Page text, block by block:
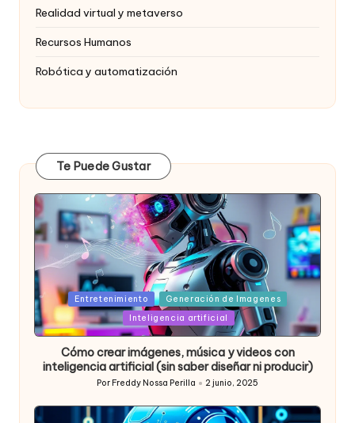
Realidad virtual y metaverso
Recursos Humanos
Robótica y automatización
Te Puede Gustar
Posted
in
Entretenimiento
Generación de Imagenes
Inteligencia artificial
Cómo crear imágenes, música y videos con
inteligencia artificial (sin saber diseñar ni producir)
Publicado
por
Por Freddy Nossa Perilla 2 junio, 2025